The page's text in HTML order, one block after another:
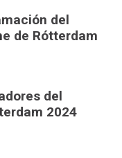
del
de Rótterdam
del
2024